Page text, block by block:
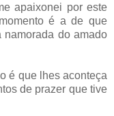
apaixonei por este
é a de que
do amado
é que lhes aconteça
de prazer que tive